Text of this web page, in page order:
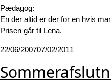
Pædagog:
En der altid er der for en hvis
Prisen går til Lena.
Udgivet
22/06/200707/02/2011